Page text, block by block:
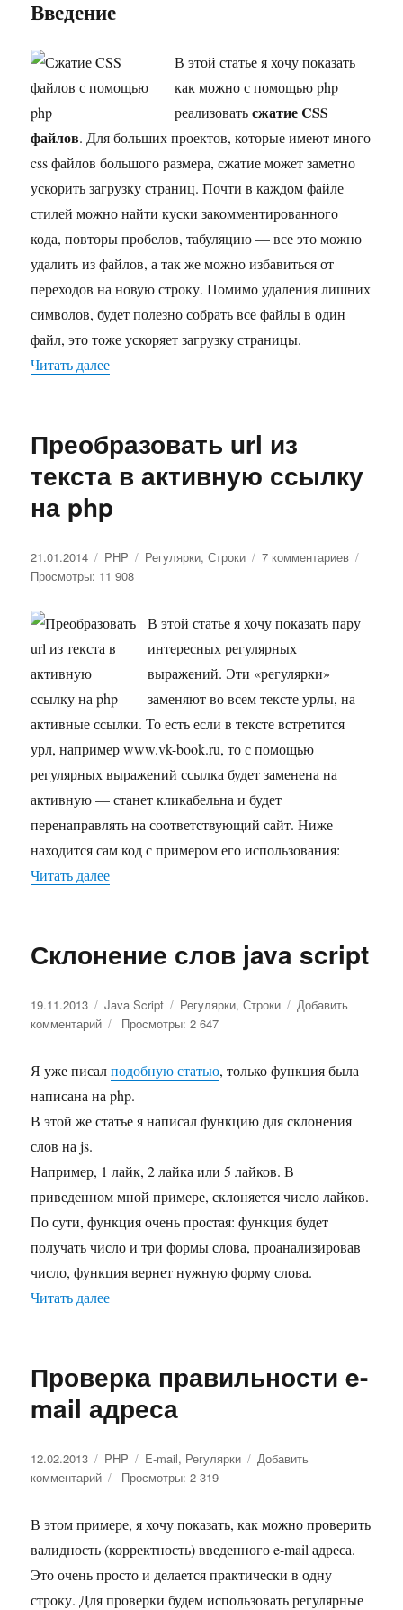
Введение
В этой статье я хочу показать
как можно с помощью php
реализоватьсжатие CSS
файлов. Для больших проектов, которые имеют много
css файлов большого размера, сжатие может заметно
ускорить загрузку страниц. Почти в каждом файле
стилей можно найти куски закомментированного
кода, повторы пробелов, табуляцию — все это можно
удалить из файлов, а так же можно избавиться от
переходов на новую строку. Помимо удаления лишних
символов, будет полезно собрать все файлы в один
файл, это тоже ускоряет загрузку страницы.
Читать далее
Преобразовать url из
текста в активную ссылку
на php
Опубликовано
21.01.2014 Рубрики
PHP Метки
Регулярки,Строки 7 комментариев
из
ссылку
Просмотры: 11 908
В этой статье я хочу показать пару
интересных регулярных
выражений. Эти «регулярки»
заменяют во всем тексте урлы, на
активные ссылки. То есть если в тексте встретится
урл, например www.vk-book.ru, то с помощью
регулярных выражений ссылка будет заменена на
активную — станет кликабельна и будет
перенаправлять на соответствующий сайт. Ниже
находится сам код с примером его использования:
Читать далее
Склонение слов java script
Опубликовано
19.11.2013 Рубрики
Java Script Метки
Регулярки,Строки
Добавить
комментарий
слов
java
script
Просмотры: 2 647
Я уже писалподобную статью, только функция была
написана на php.
В этой же статье я написал функцию для склонения
слов на js.
Например, 1 лайк, 2 лайка или 5 лайков. В
приведенном мной примере, склоняется число лайков.
По сути, функция очень простая: функция будет
получать число и три формы слова, проанализировав
число, функция вернет нужную форму слова.
Читать далее
Проверка правильности e-
mail адреса
Опубликовано
12.02.2013 Рубрики
PHP Метки
E-mail, Регулярки
Добавить
комментарий
правильности
e-
mail
Просмотры: 2 319
В этом примере, я хочу показать, как можно проверить
валидность (корректность) введенного e-mail адреса.
Это очень просто и делается практически в одну
строку. Для проверки будем использовать регулярные